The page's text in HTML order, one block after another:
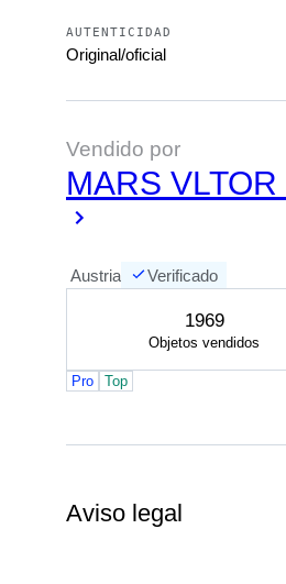
AUTENTICIDAD
Original/oficial
Vendido por
MARS
Austria Verificado
1969
Objetos vendidos
Pro Top
Aviso legal